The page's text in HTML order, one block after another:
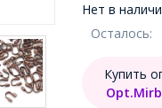
Нет в
Осталось:
Купить